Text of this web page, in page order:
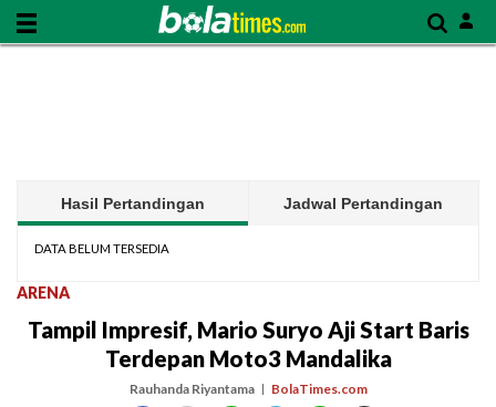
Hasil Pertandingan Jadwal Pertandingan
DATA BELUM TERSEDIA
ARENA
Tampil Impresif, Mario Suryo Aji Start Baris
Terdepan Moto3 Mandalika
Rauhanda Riyantama BolaTimes.com